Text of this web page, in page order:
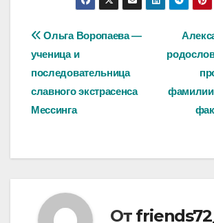
Навигация
по
записям
Ольга Воропаева —
ученица и
последовательница
славного экстрасенса
Мессинга
От